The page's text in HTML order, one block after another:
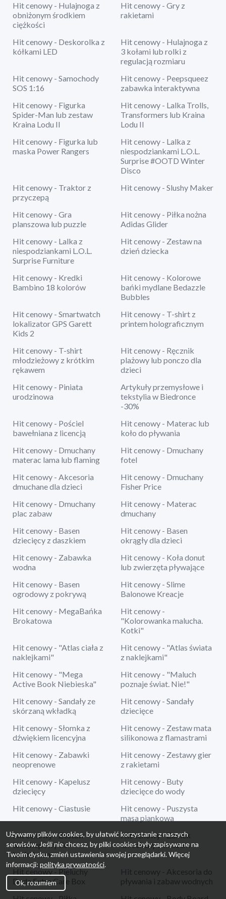
Hit cenowy - Hulajnoga z
obniżonym środkiem
ciężkości
Hit cenowy - Gry z
rakietami
Hit cenowy - Deskorolka z
kółkami LED
Hit cenowy - Hulajnoga z
3 kołami lub rolki z
regulacją rozmiaru
Hit cenowy - Samochody
SOS 1:16
Hit cenowy - Peepsqueez
zabawka interaktywna
Hit cenowy - Figurka
Spider-Man lub zestaw
Kraina Lodu II
Hit cenowy - Lalka Trolls,
Transformers lub Kraina
Lodu II
Hit cenowy - Figurka lub
maska Power Rangers
Hit cenowy - Lalka z
niespodziankami L.O.L.
Surprise #OOTD Winter
Disco
Hit cenowy - Traktor z
przyczepą
Hit cenowy - Slushy Maker
Hit cenowy - Gra
planszowa lub puzzle
Hit cenowy - Piłka nożna
Adidas Glider
Hit cenowy - Lalka z
niespodziankami L.O.L.
Surprise Furniture
Hit cenowy - Zestaw na
dzień dziecka
Hit cenowy - Kredki
Bambino 18 kolorów
Hit cenowy - Kolorowe
bańki mydlane Bedazzle
Bubbles
Hit cenowy - Smartwatch
lokalizator GPS Garett
Kids 2
Hit cenowy - T-shirt z
printem holograficznym
Hit cenowy - T-shirt
młodzieżowy z krótkim
rękawem
Hit cenowy - Ręcznik
plażowy lub ponczo dla
dzieci
Hit cenowy - Piniata
urodzinowa
Artykuły przemysłowe i
tekstylia w Biedronce
-30%
Hit cenowy - Pościel
bawełniana z licencją
Hit cenowy - Materac lub
koło do pływania
Hit cenowy - Dmuchany
materac lama lub flaming
Hit cenowy - Dmuchany
fotel
Hit cenowy - Akcesoria
dmuchane dla dzieci
Hit cenowy - Dmuchany
Fisher Price
Hit cenowy - Dmuchany
plac zabaw
Hit cenowy - Materac
dmuchany
Hit cenowy - Basen
dziecięcy z daszkiem
Hit cenowy - Basen
okrągły dla dzieci
Hit cenowy - Zabawka
wodna
Hit cenowy - Koła donut
lub zwierzęta pływające
Hit cenowy - Basen
ogrodowy z pokrywą
Hit cenowy - Slime
Balonowe Kreacje
Hit cenowy - MegaBańka
Brokatowa
Hit cenowy -
"Kolorowanka malucha.
Kotki"
Hit cenowy - "Atlas ciała z
naklejkami"
Hit cenowy - "Atlas świata
z naklejkami"
Hit cenowy - "Mega
Active Book Niebieska"
Hit cenowy - "Maluch
poznaje świat. Nie!"
Hit cenowy - Sandały ze
skórzaną wkładką
Hit cenowy - Sandały
dziecięce
Hit cenowy - Słomka z
dźwiękiem licencyjna
Hit cenowy - Zestaw mata
silikonowa z flamastrami
Hit cenowy - Zabawki
neoprenowe
Hit cenowy - Zestawy gier
z rakietami
Hit cenowy - Kapelusz
dziecięcy
Hit cenowy - Buty
dziecięce do wody
Hit cenowy - Ciastusie
Hit cenowy - Puszysta
masa piankowa
Hit cenowy - Zestaw
teleskopowy do
badmintona
Hit cenowy - Zamek
dmuchany z koszem
Hit cenowy - Pieluchy
Dada Extra Care Box
Hit cenowy - Akcesoria do
pływania i zabaw wodnych
Używamy plików cookies, by ułatwić korzystanie z naszych
serwisów. Jeśli nie chcesz, by pliki cookies były zapisywane na
Twoim dysku, zmień ustawienia swojej przeglądarki. Więcej
informacji: polityka prywatności.
Ok, rozumiem